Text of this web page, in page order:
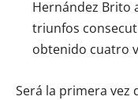
Hernández Brito
triunfos
obtenido cuatro
Será la primera vez